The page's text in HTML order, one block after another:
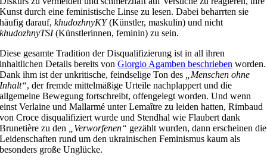
Kunst durch eine feministische Linse zu lesen. Dabei beharrten sie
häufig darauf,khudozhnyKY(Künstler, maskulin) und nicht
khudozhnyTSI(Künstlerinnen, feminin) zu sein.
Diese gesamte Tradition der Disqualifizierung ist in all ihren
inhaltlichen Details bereits vonGiorgio Agamben beschrieben worden.
Dank ihm ist der unkritische, feindselige Ton des
„Menschen ohne
Inhalt“, der fremde mittelmäßige Urteile nachplappert und die
allgemeine Bewegung fortschreibt, offengelegt worden. Und wenn
einst Verlaine und Mallarmé unter Lemaître zu leiden hatten, Rimbaud
von Croce disqualifiziert wurde und Stendhal wie Flaubert dank
Brunetière zu den
„Verworfenen“ gezählt wurden, dann erscheinen die
Leidenschaften rund um den ukrainischen Feminismus kaum als
besonders große Unglücke.